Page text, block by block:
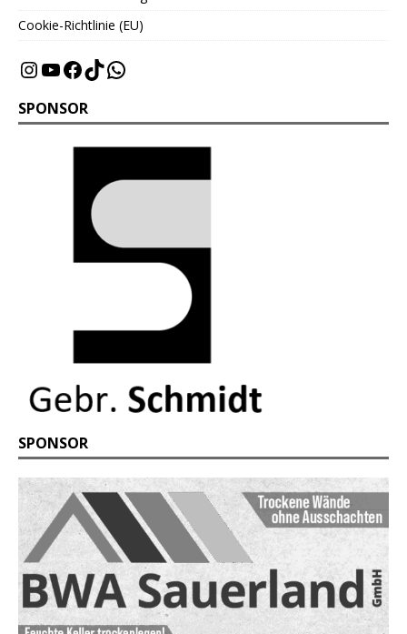
Cookie-Richtlinie (EU)
SPONSOR
SPONSOR